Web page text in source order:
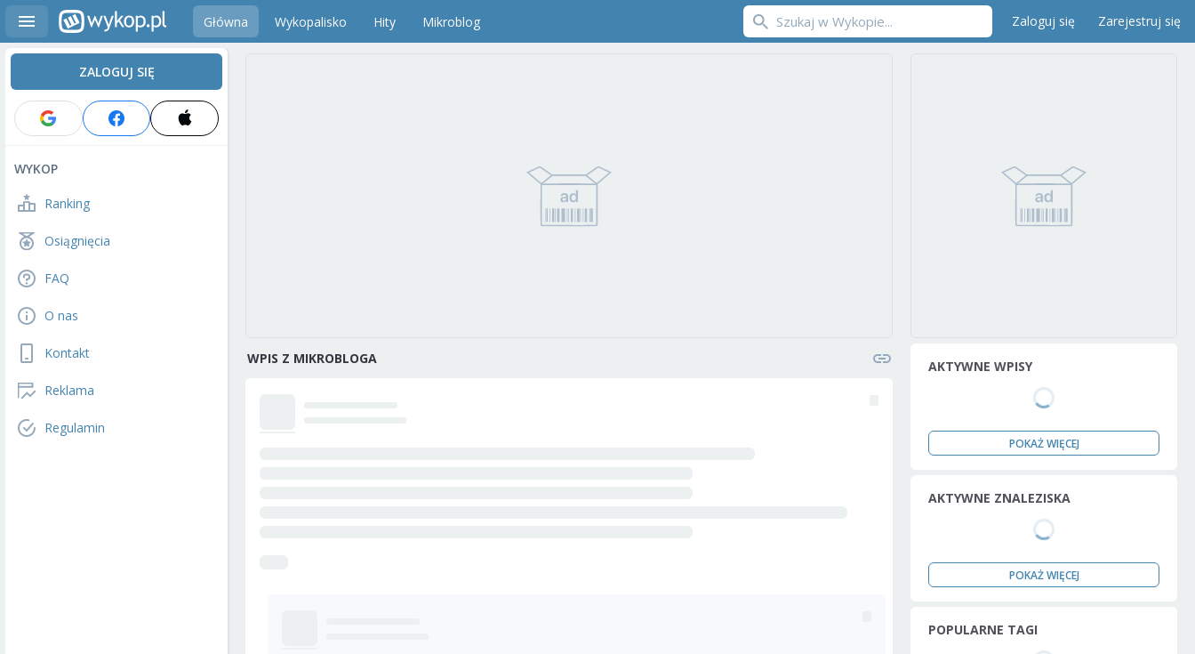
Główna Wykopalisko Hity Mikroblog Zaloguj się Zarejestruj się
ZALOGUJ SIĘ
WYKOP
Ranking
Osiągnięcia
FAQ
O nas
Kontakt
Reklama
Regulamin
WPIS Z MIKROBLOGA AKTYWNE WPISY
POKAŻ WIĘCEJ
AKTYWNE ZNALEZISKA
POKAŻ WIĘCEJ
POPULARNE TAGI